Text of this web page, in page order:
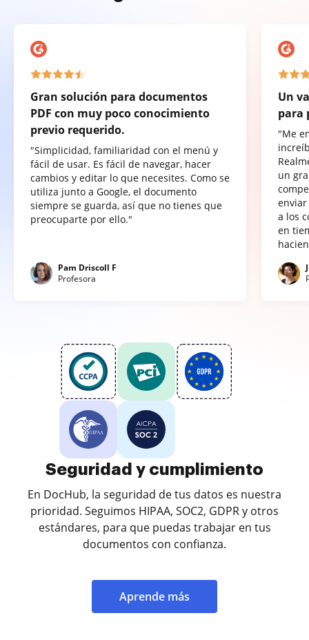
Gran solución para documentos
PDF con muy poco conocimiento
previo requerido.
"Simplicidad, familiaridad con el menú y
fácil de usar. Es fácil de navegar, hacer
cambios y editar lo que necesites. Como se
utiliza junto a Google, el documento
siempre se guarda, así que no tienes que
preocuparte por ello."
Pam Driscoll F
Profesora
Un
para
"Me
un
a los
en
Seguridad y cumplimiento
En DocHub, la seguridad de tus datos es nuestra
prioridad. Seguimos HIPAA, SOC2, GDPR y otros
estándares, para que puedas trabajar en tus
documentos con confianza.
Aprende más